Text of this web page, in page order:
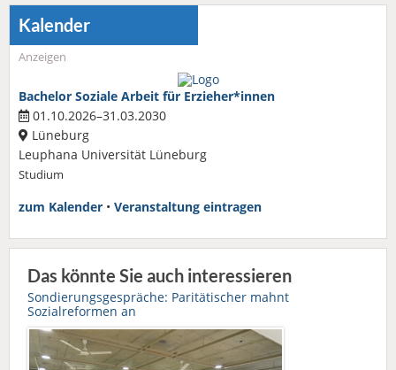
Kalender
Anzeigen
Bachelor Soziale Arbeit für Erzieher*innen
01.10.2026–31.03.2030
Lüneburg
Leuphana Universität Lüneburg
Studium
zum Kalender • Veranstaltung eintragen
Das könnte Sie auch interessieren
Sondierungsgespräche: Paritätischer mahnt
Sozialreformen an